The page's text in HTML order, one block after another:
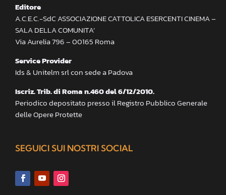
Editore
A.C.E.C.-SdC ASSOCIAZIONE CATTOLICA ESERCENTI CINEMA –
SALA DELLA COMUNITA’
Via Aurelia 796 – 00165 Roma
Service Provider
Ids & Unitelm srl con sede a Padova
Iscriz. Trib. di Roma n.460 del 6/12/2010.
Periodico depositato presso il Registro Pubblico Generale
delle Opere Protette
SEGUICI SUI NOSTRI SOCIAL